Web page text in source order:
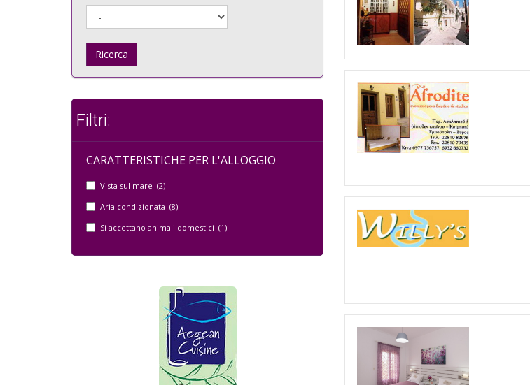
Ricerca
Filtri:
CARATTERISTICHE PER L'ALLOGGIO
Vista sul mare (2)
Aria condizionata (8)
Si accettano animali domestici (1)